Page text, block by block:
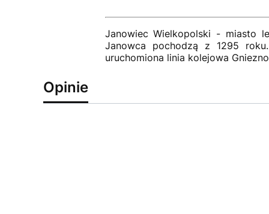
Janowiec Wielkopolski - miasto
Janowca pochodzą z 1295
uruchomiona linia kolejowa
Opinie